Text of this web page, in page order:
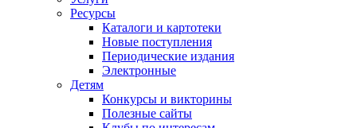
Ресурсы
Каталоги и картотеки
Новые поступления
Периодические издания
Электронные
Детям
Конкурсы и викторины
Полезные сайты